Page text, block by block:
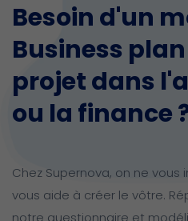
Besoin d'un
Business
projet dans
ou la finance
Chez Supernova, on ne vous
vous aide à créer le vôtre.
notre questionnaire et